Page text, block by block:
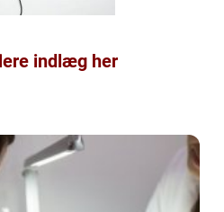
indlæg her